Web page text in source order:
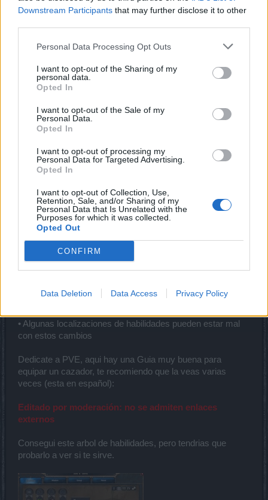
Downstream Participants that may further disclose it to other
Personal Data Processing Opt Outs
I want to opt-out of the Sharing of my
personal data.
Opted In
I want to opt-out of the Sale of my
Personal Data.
Opted In
I want to opt-out of processing my
Personal Data for Targeted Advertising.
Opted In
I want to opt-out of Collection, Use,
Retention, Sale, and/or Sharing of my
Personal Data that Is Unrelated with the
Purposes for which it was collected.
Opted Out
CONFIRM
Data Deletion Data Access Privacy Policy
Board Analyst
Bueno, si no funciona PVP, no lo uses, estaba viendo que
cambios hicieron, y de verdad complicaron PVP (hay
• Algunas habilidades tienen diferentes tiempos de
reutilización, efectos o costos de recursos en PvP.
liberarse de los aturdimientos. En su lugar, puede usar
Furious Battle Cry.
enemigos en PvP (durante 1,0 segundos)
• Los efectos curativos de Steam Mechanicus se reducen
en JcJ. Por ejemplo, Ingeniero de talentos (2/5) ahora cura
un 0,4% de tu HP por golpe en PvP.
• La inmunidad al aturdimiento ahora dura 3 segundos en
• La penalización de salida deshonrosa ahora dura 5
• Las runas se desactivan en PvP.
• Algunas localizaciones de habilidades pueden estar mal
con estos cambios
Dedicate a PVE, aqui hay una Guia muy buena para
equipar un cazador, te recomiendo que la veas varias
veces (esta en español):
Editado por moderación: no se admiten enlaces
externos
Consegui este arbol de habilidades, pero tendrias que
probarlo a ver si te sirve.